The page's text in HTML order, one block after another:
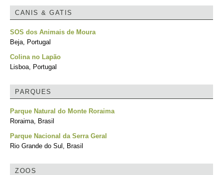
CANIS & GATIS
SOS dos Animais de Moura
Beja, Portugal
Colina no Lapão
Lisboa, Portugal
PARQUES
Parque Natural do Monte Roraima
Roraima, Brasil
Parque Nacional da Serra Geral
Rio Grande do Sul, Brasil
ZOOS